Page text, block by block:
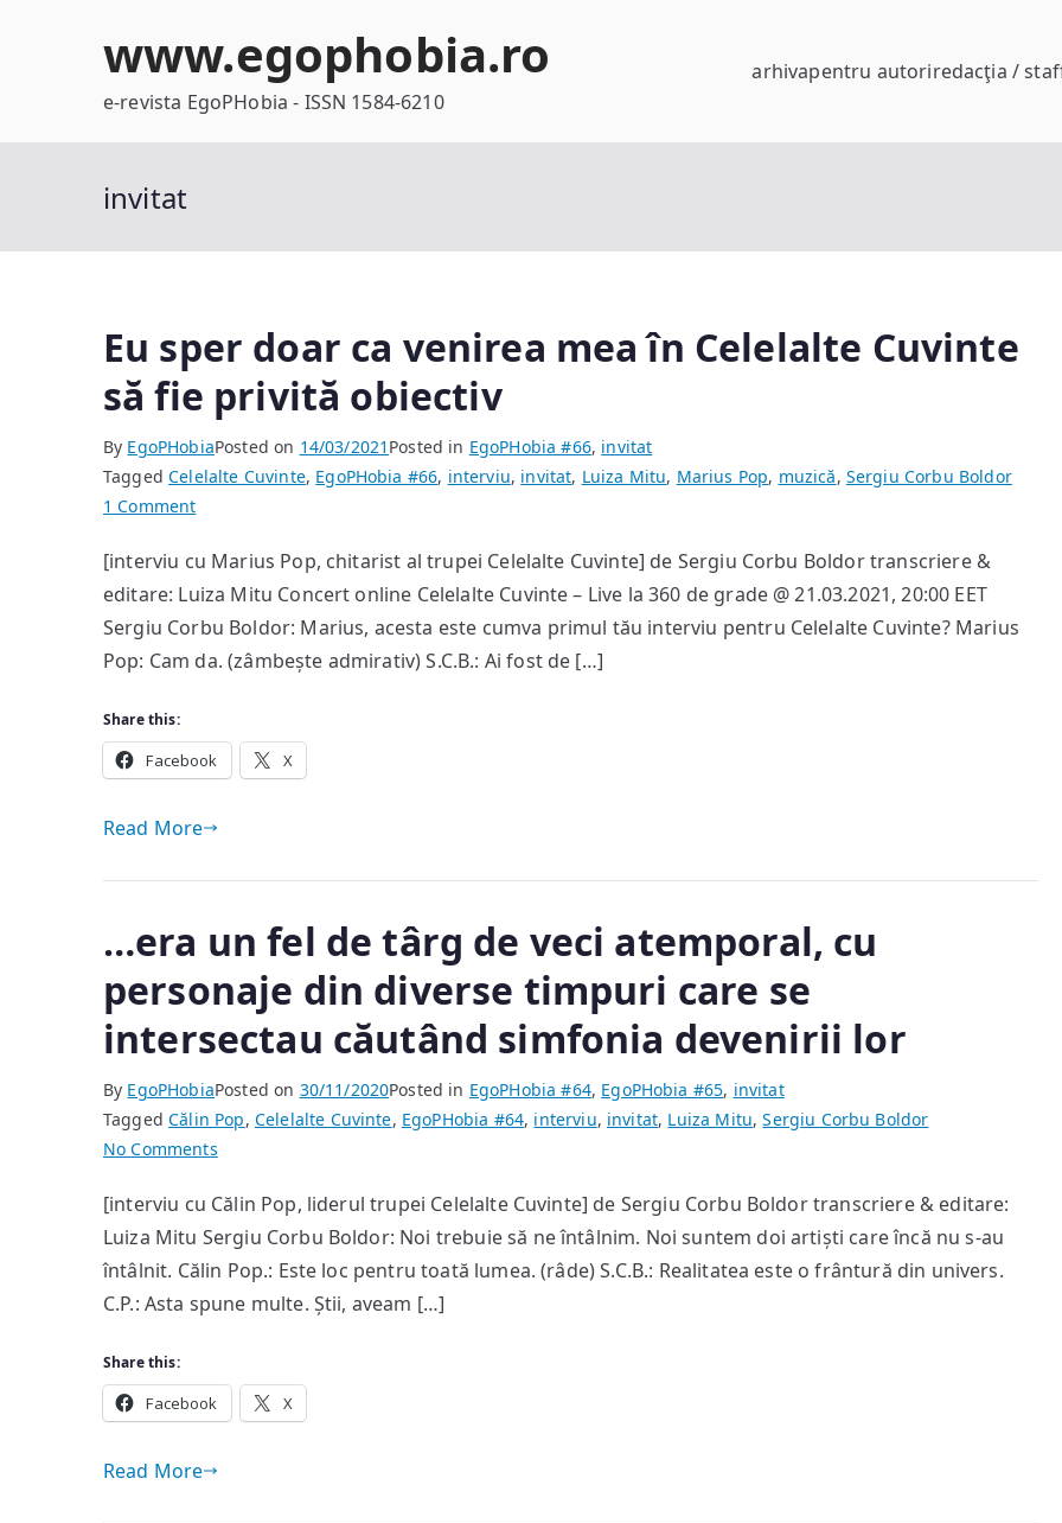
www.egophobia.ro
e-revista EgoPHobia - ISSN 1584-6210
arhivapentru autoriredacţia /
invitat
Eu sper doar ca venirea mea în Celelalte Cuvinte
să fie privită obiectiv
By EgoPHobiaPosted on 14/03/2021 Posted in EgoPHobia #66, invitat
TaggedCelelalte Cuvinte, EgoPHobia #66, interviu, invitat, Luiza Mitu, Marius Pop, muzică, Sergiu Corbu Boldor
1 Commenton
sper
doar
ca
venirea
Celelalte
Cuvinte
fie
[interviu cu Marius Pop, chitarist al trupei Celelalte Cuvinte] de Sergiu Corbu Boldor transcriere &
editare: Luiza Mitu Concert online Celelalte Cuvinte – Live la 360 de grade @ 21.03.2021, 20:00 EET
Sergiu Corbu Boldor: Marius, acesta este cumva primul tău interviu pentru Celelalte Cuvinte? Marius
Pop: Cam da. (zâmbește admirativ) S.C.B.: Ai fost de […]
Share this:
Facebook X
Read More
…era un fel de târg de veci atemporal, cu
personaje din diverse timpuri care se
intersectau căutând simfonia devenirii lor
By EgoPHobiaPosted on 30/11/2020Posted in EgoPHobia #64, EgoPHobia #65, invitat
TaggedCălin Pop, Celelalte Cuvinte, EgoPHobia #64, interviu, invitat, Luiza Mitu,Sergiu Corbu Boldor
No Commentson
era
un
fel
de
veci
atemporal,
personaje
[interviu cu Călin Pop, liderul trupei Celelalte Cuvinte] de Sergiu Corbu Boldor transcriere & editare:
Luiza Mitu Sergiu Corbu Boldor: Noi trebuie să ne întâlnim. Noi suntem doi artiști care încă nu s-au
întâlnit. Călin Pop.: Este loc pentru toată lumea. (râde) S.C.B.: Realitatea este o frântură din univers.
C.P.: Asta spune multe. Știi, aveam […]
Share this:
Facebook X
Read More